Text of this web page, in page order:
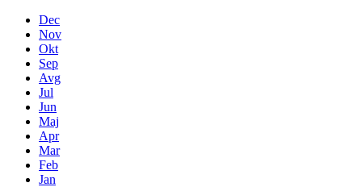
Dec
Nov
Okt
Sep
Avg
Jul
Jun
Maj
Apr
Mar
Feb
Jan